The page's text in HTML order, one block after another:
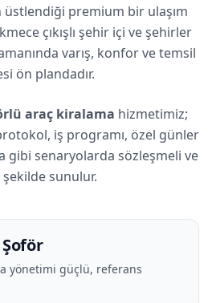
premium bir ulaşım
çıkışlı şehir içi ve şehirler
varış, konfor ve temsil
ön plandadır.
araç kiralama hizmetimiz;
iş programı, özel günler
gibi senaryolarda sözleşmeli ve
şekilde sunulur.
yönetimi güçlü, referans